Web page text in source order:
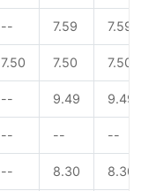
-- 7.59 7.59
7.50 7.50 7.50
-- 9.49 9.49
-- -- --
-- 8.30 8.30